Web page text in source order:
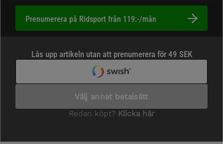
Prenumerera på Ridsport från 119:-/mån